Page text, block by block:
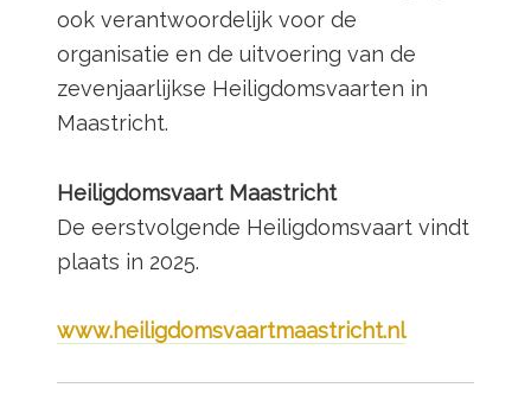
ook verantwoordelijk voor de
organisatie en de uitvoering van de
zevenjaarlijkse Heiligdomsvaarten in
Maastricht.
Heiligdomsvaart Maastricht
De eerstvolgende Heiligdomsvaart vindt
plaats in 2025.
www.heiligdomsvaartmaastricht.nl